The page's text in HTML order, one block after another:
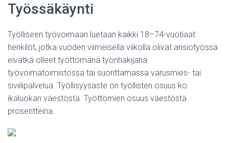
Työssäkäynti
Työlliseen työvoimaan luetaan kaikki 18–74-vuotiaat
henkilöt, jotka vuoden viimeisellä viikolla olivat ansiotyössä
eivätkä olleet työttömänä työnhakijana
työvoimatoimistossa tai suorittamassa varusmies- tai
siviilipalvelua. Työllisyysaste on työllisten osuus ko.
ikäluokan väestöstä. Työttömien osuus väestöstä
prosentteina.